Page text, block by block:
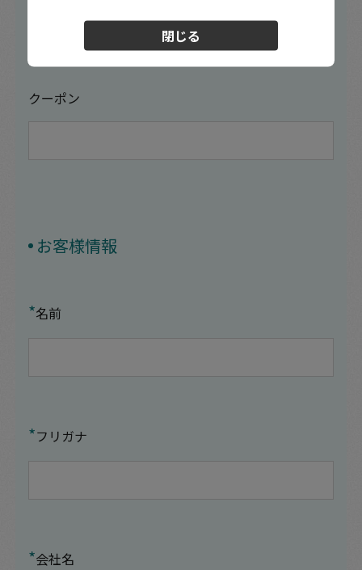
閉じる
クーポン
お客様情報
*名前
*フリガナ
*会社名